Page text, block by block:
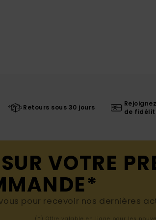
Retours sous 30 jours
de
VOTRE
pour recevoir nos dernières